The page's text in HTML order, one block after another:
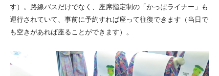
す）。路線バスだけでなく、座席指定制の「かっぱライナー」も
運行されていて、事前に予約すれば座って往復できます（当日で
も空きがあれば座ることができます）。